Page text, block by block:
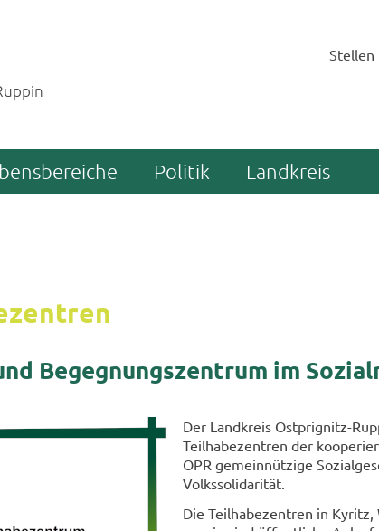
Stellen
Politik Landkreis
Be­geg­nungs­zen­trum im
Der Land­kreis Ostprignitz-​
Teil­ha­be­zen­tren der
OPR ge­mein­nüt­zi­ge
Volks­so­li­da­ri­tät.
Die Teil­ha­be­zen­tren in